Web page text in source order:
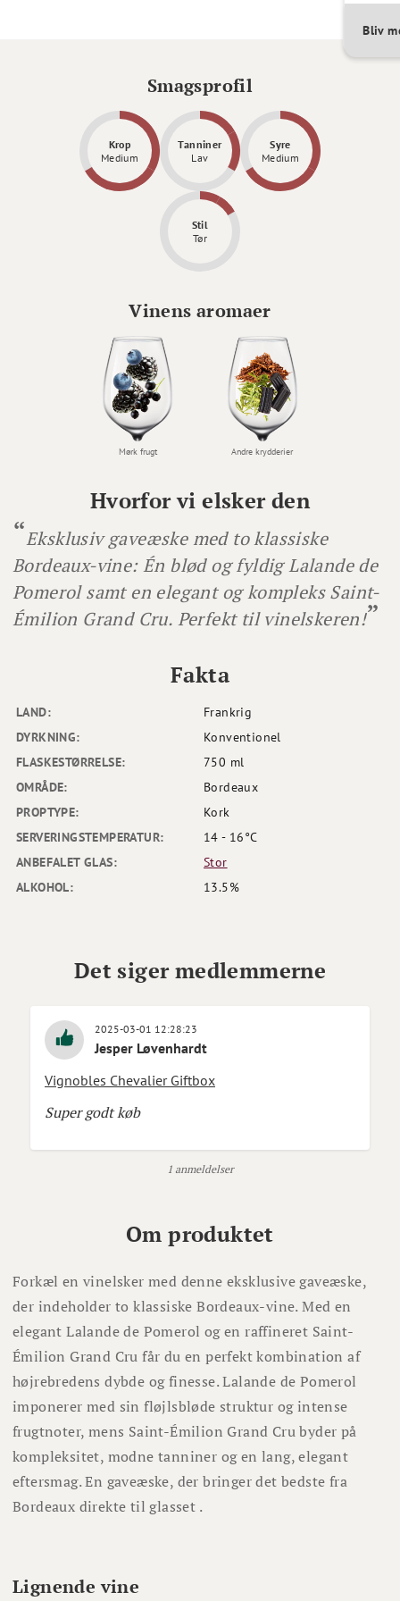
Bliv
Hvorfor vi elsker den
Eksklusiv gaveæske med to klassiske
Bordeaux-vine: Én blød og fyldig Lalande de
Pomerol samt en elegant og kompleks Saint-
Émilion Grand Cru. Perfekt til vinelskeren!
LAND:
Frankrig
DYRKNING:
Konventionel
FLASKESTØRRELSE:
750 ml
OMRÅDE:
Bordeaux
PROPTYPE:
Kork
SERVERINGSTEMPERATUR:
14 - 16°C
ANBEFALET GLAS:
Stor
ALKOHOL:
13.5%
Fakta
Smagsprofil
Krop
Medium
Tanniner
Lav
Syre
Medium
Stil
Tør
Vinens aromaer
Mørk frugt Andre krydderier
Det siger medlemmerne
2025-03-01 12:28:23
Jesper Løvenhardt
Vignobles Chevalier Giftbox
Super godt køb
1 anmeldelser
Om produktet
Forkæl en vinelsker med denne eksklusive gaveæske,
der indeholder to klassiske Bordeaux-vine. Med en
elegant Lalande de Pomerol og en raffineret Saint-
Émilion Grand Cru får du en perfekt kombination af
højrebredens dybde og finesse. Lalande de Pomerol
imponerer med sin fløjlsbløde struktur og intense
frugtnoter, mens Saint-Émilion Grand Cru byder på
kompleksitet, modne tanniner og en lang, elegant
eftersmag. En gaveæske, der bringer det bedste fra
Bordeaux direkte til glasset .
Lignende vine